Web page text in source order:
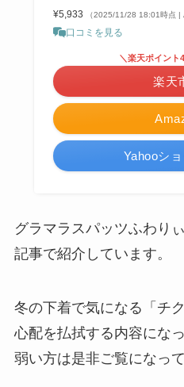
¥5,933 （2025/11/28 18:01時点 |
口コミを見る
＼楽天ポイント
楽天
Yahooシ
グラマラスパッツふわり
記事で紹介しています。
冬の下着で気になる「チ
心配を払拭する内容にな
弱い方は是非ご覧になっ